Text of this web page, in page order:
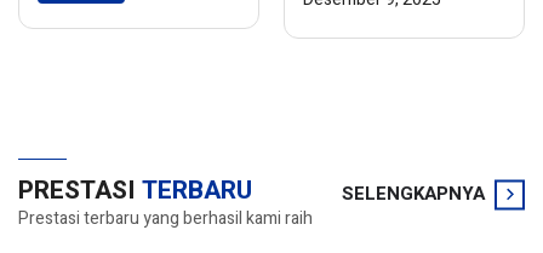
PRESTASI TERBARU
Prestasi terbaru yang berhasil kami raih
SELENGKAPNYA